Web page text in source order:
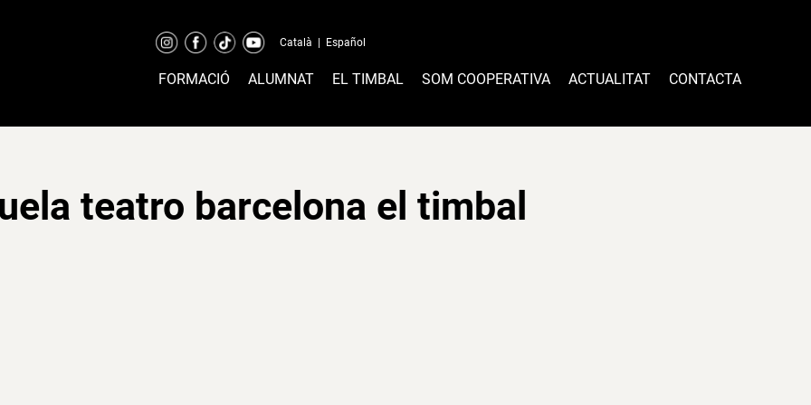
Català Español
FORMACIÓ ALUMNAT EL TIMBAL SOM COOPERATIVA ACTUALITAT CONTACTA
teatro barcelona el timbal